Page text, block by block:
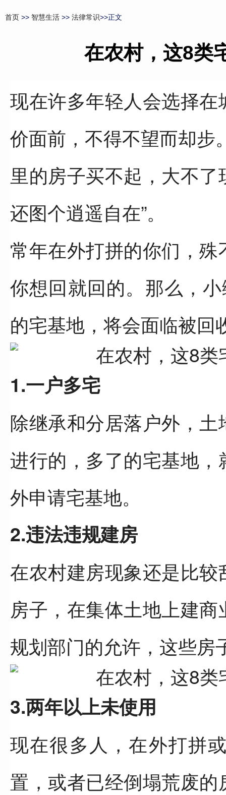
首页 >> 智慧生活 >> 法律常识>>正文
在农村，这8类
现在许多年轻人会选择
价面前，不得不望而却步
里的房子买不起，大不
还图个逍遥自在”。
常年在外打拼的你们，
你想回就回的。那么，
的宅基地，将会面临被回
1.一户多宅
除继承和分居落户外，
进行的，多了的宅基地
外申请宅基地。
2.违法违规建房
在农村建房现象还是比
房子，在集体土地上建
规划部门的允许，这些房
3.两年以上未使用
现在很多人，在外打拼
置，或者已经倒塌荒废